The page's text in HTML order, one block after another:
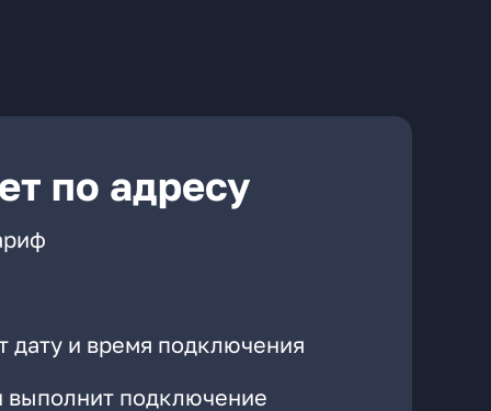
по адресу
дату и время подключения
выполнит подключение